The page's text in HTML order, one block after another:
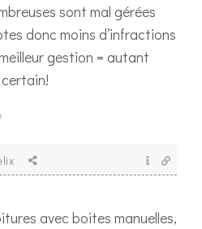
sont mal gérées
donc moins d’infractions
gestion = autant
avec boites manuelles,